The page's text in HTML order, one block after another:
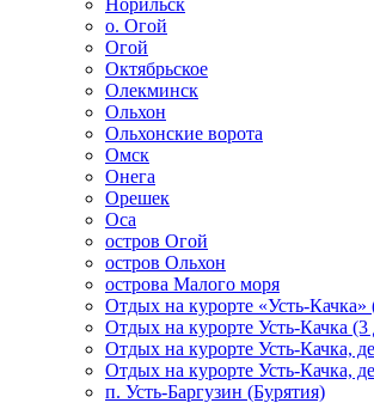
Норильск
о. Огой
Огой
Октябрьское
Олекминск
Ольхон
Ольхонские ворота
Омск
Онега
Орешек
Оса
остров Огой
остров Ольхон
острова Малого моря
Отдых на курорте «Усть-Качка»
Отдых на курорте Усть-Качка
Отдых на курорте Усть-Качка,
Отдых на курорте Усть-Качка,
п. Усть-Баргузин (Бурятия)